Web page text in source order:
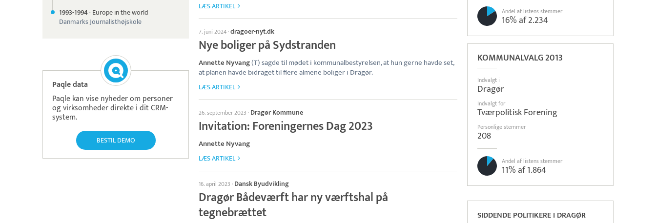
Andel af listens stemmer
16% af 2.234
KOMMUNALVALG 2013
Indvalgt i
Dragør
Indvalgt for
Tværpolitisk Forening
Personlige stemmer
208
Andel af listens stemmer
11% af 1.864
SIDDENDE POLITIKERE I DRAGØR
1993-1994· Europe in the world
Danmarks Journalisthøjskole
Paqle data
Paqle kan vise nyheder om personer
og virksomheder direkte i dit CRM-
system.
BESTIL DEMO
LÆS ARTIKEL
7. juni 2024·dragoer-nyt.dk
Nye boliger på Sydstranden
Annette Nyvang(T) sagde til mødet i kommunalbestyrelsen, at hun gerne havde set,
at planen havde bidraget til flere almene boliger i Dragør.
LÆS ARTIKEL
26. september 2023 · Dragør Kommune
Invitation: Foreningernes Dag 2023
Annette Nyvang
LÆS ARTIKEL
16. april 2023 · Dansk Byudvikling
Dragør Bådeværft har ny værftshal på
tegnebrættet